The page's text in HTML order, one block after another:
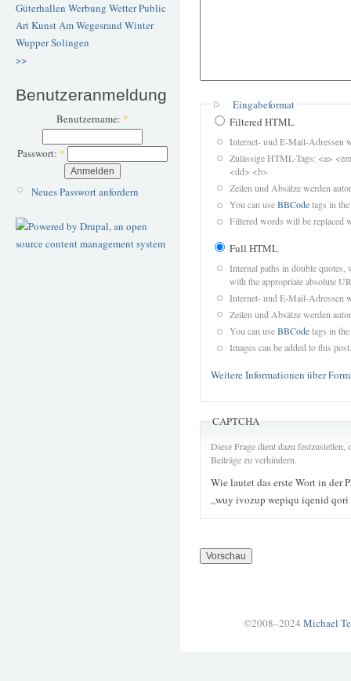
Güterhallen Werbung WetterPublic
ArtKunstAm Wegesrand Winter
WupperSolingen
>>
Benutzeranmeldung
Benutzername: *
Passwort: *
Neues Passwort anfordern
Eingabeformat
Filtered HTML
Internet- und E-Mail-Adressen
Zulässige HTML-Tags: <a>
<dd> <b>
Zeilen und Absätze werden
You can useBBCodetags in
Filtered words will be replaced
Full HTML
Internal paths in double quotes,
with the appropriate absolute
Internet- und E-Mail-Adressen
Zeilen und Absätze werden
You can useBBCodetags in
Images can be added to this post.
Weitere Informationen über
CAPTCHA
Diese Frage dient dazu
Beiträge zu verhindern.
Wie lautet das erste Wort in der
„wuy ivozup wepiqu iqenid
©2008–2024 Michael